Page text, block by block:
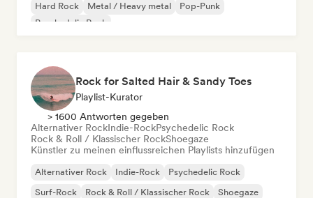
Hard Rock
Metal / Heavy metal
Pop-Punk
Psychedelic Rock
Rock for Salted Hair & Sandy Toes
Playlist-Kurator
> 1600 Antworten gegeben
Alternativer RockIndie-RockPsychedelic Rock
Rock & Roll / Klassischer RockShoegaze
Künstler zu meinen einflussreichen Playlists hinzufügen
Alternativer Rock Indie-Rock
Psychedelic Rock
Surf-Rock
Rock & Roll / Klassischer Rock Shoegaze